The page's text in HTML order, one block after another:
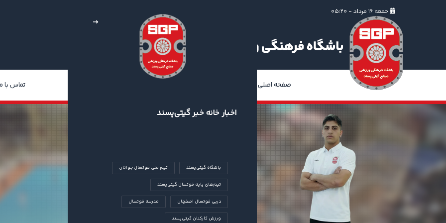
جمعه ۱۶ مرداد - ۰۵:۲۰
صفحه اصلی تماس با
اخبار خانه خبر گیتی‌پسند
باشگاه گیتی‌پسند تیم ملی فوتسال جوانان
تیم‌های پایه فوتسال گیتی‌پسند
دربی فوتسال اصفهان مدرسه فوتسال
ورزش کارکنان گیتی‌پسند
۱۹ مهدی
شاه‌حسینی
تیم فعلی
گیتی‌پسند
مسابقات